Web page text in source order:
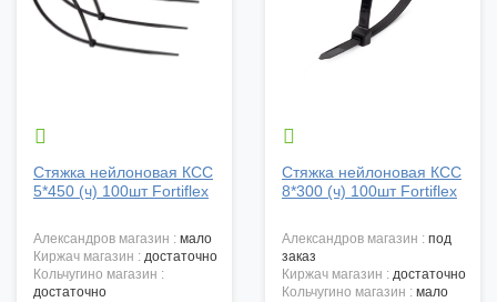

Стяжка нейлоновая КСС
5*450 (ч) 100шт Fortiflex
александров магазин : мало
киржач магазин : достаточно
кольчугино магазин :
достаточно

Стяжка нейлоновая КСС
8*300 (ч) 100шт Fortiflex
александров магазин : под
заказ
киржач магазин : достаточно
кольчугино магазин : мало